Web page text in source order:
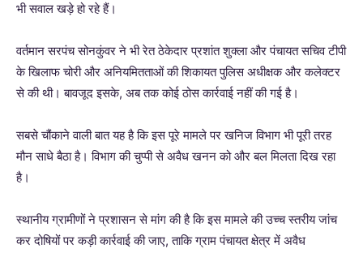
भी सवाल खड़े हो रहे हैं।
वर्तमान सरपंच सोनकुंवर ने भी रेत ठेकेदार प्रशांत शुक्ला और पंचायत सचिव टीपी
के खिलाफ चोरी और अनियमितताओं की शिकायत पुलिस अधीक्षक और कलेक्टर
से की थी। बावजूद इसके, अब तक कोई ठोस कार्रवाई नहीं की गई है।
सबसे चौंकाने वाली बात यह है कि इस पूरे मामले पर खनिज विभाग भी पूरी तरह
मौन साधे बैठा है। विभाग की चुप्पी से अवैध खनन को और बल मिलता दिख रहा
है।
स्थानीय ग्रामीणों ने प्रशासन से मांग की है कि इस मामले की उच्च स्तरीय जांच
कर दोषियों पर कड़ी कार्रवाई की जाए, ताकि ग्राम पंचायत क्षेत्र में अवैध